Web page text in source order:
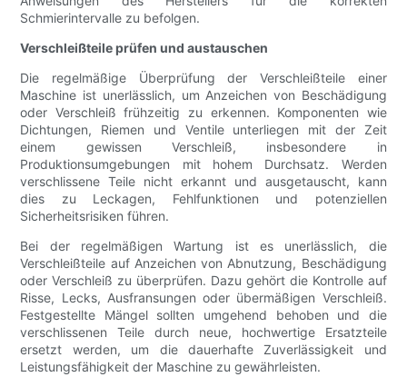
Schmierintervalle zu befolgen.
Verschleißteile prüfen und austauschen
Die regelmäßige Überprüfung der Verschleißteile einer
Maschine ist unerlässlich, um Anzeichen von Beschädigung
oder Verschleiß frühzeitig zu erkennen. Komponenten wie
Dichtungen, Riemen und Ventile unterliegen mit der Zeit
einem gewissen Verschleiß, insbesondere in
Produktionsumgebungen mit hohem Durchsatz. Werden
verschlissene Teile nicht erkannt und ausgetauscht, kann
dies zu Leckagen, Fehlfunktionen und potenziellen
Sicherheitsrisiken führen.
Bei der regelmäßigen Wartung ist es unerlässlich, die
Verschleißteile auf Anzeichen von Abnutzung, Beschädigung
oder Verschleiß zu überprüfen. Dazu gehört die Kontrolle auf
Risse, Lecks, Ausfransungen oder übermäßigen Verschleiß.
Festgestellte Mängel sollten umgehend behoben und die
verschlissenen Teile durch neue, hochwertige Ersatzteile
ersetzt werden, um die dauerhafte Zuverlässigkeit und
Leistungsfähigkeit der Maschine zu gewährleisten.